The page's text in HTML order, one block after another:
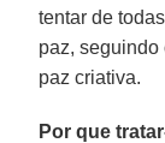
tentar de
paz, seguindo
paz criativa.
Por que